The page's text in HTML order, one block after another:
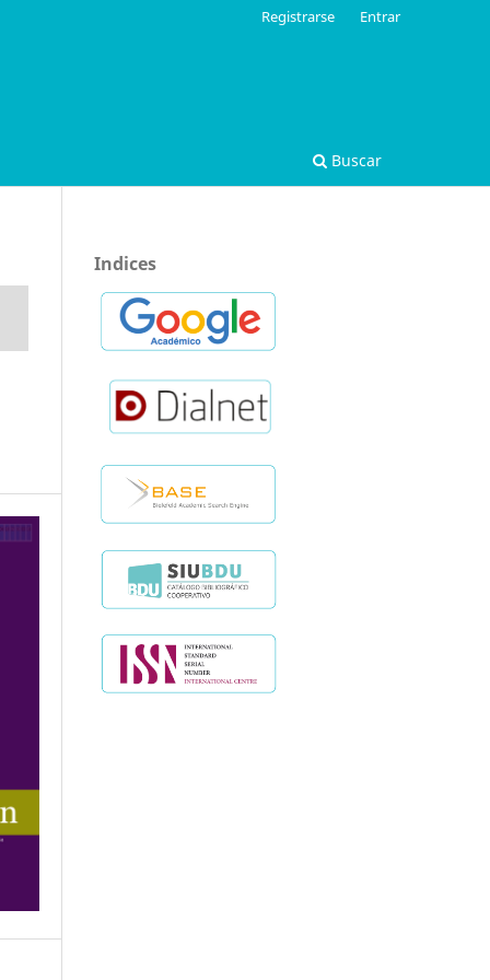
Buscar
Registrarse Entrar
Indices